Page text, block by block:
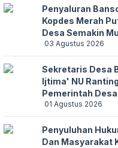
Penyaluran
Kopdes Merah
Desa Semakin
03 Agustus 2026
Sekretaris Desa
Ijtima' NU
Pemerintah
01 Agustus 2026
Penyuluhan
Dan Masyarakat
13 April 2026 11:27:04
Apresiasi website desa
ANTI KORUPSI....